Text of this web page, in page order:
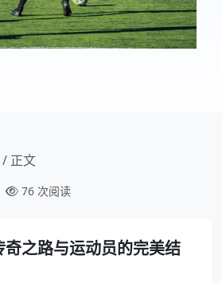
/ 正文
76 次阅读
之路与运动员的完美结